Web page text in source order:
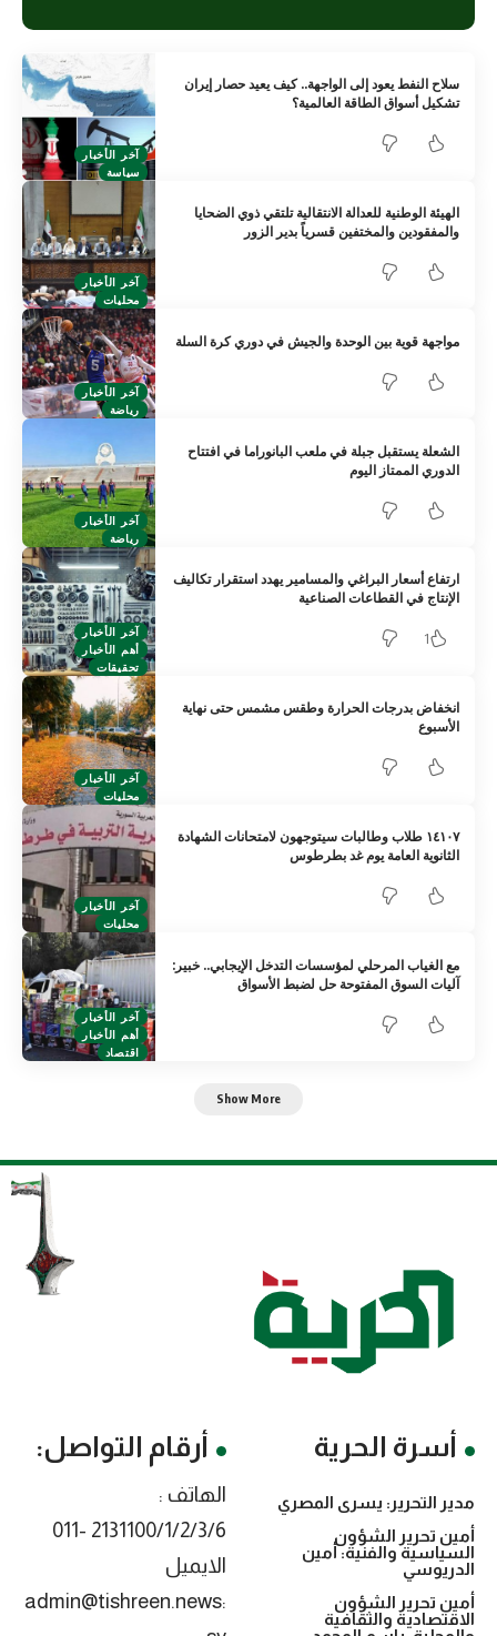
آخر الأخبار
سياسة
سلاح النفط يعود إلى الواجهة.. كيف يعيد حصار إيران
تشكيل أسواق الطاقة العالمية؟
آخر الأخبار
محليات
الهيئة الوطنية للعدالة الانتقالية تلتقي ذوي الضحايا
والمفقودين والمختفين قسرياً بدير الزور
آخر الأخبار
رياضة
مواجهة قوية بين الوحدة والجيش في دوري كرة السلة
آخر الأخبار
رياضة
الشعلة يستقبل جبلة في ملعب البانوراما في افتتاح
الدوري الممتاز اليوم
آخر الأخبار
أهم الأخبار
تحقيقات
ارتفاع أسعار البراغي والمسامير يهدد استقرار تكاليف
الإنتاج في القطاعات الصناعية
1
آخر الأخبار
محليات
انخفاض بدرجات الحرارة وطقس مشمس حتى نهاية
الأسبوع
آخر الأخبار
محليات
١٤١٠٧ طلاب وطالبات سيتوجهون لامتحانات الشهادة
الثانوية العامة يوم غد بطرطوس
آخر الأخبار
أهم الأخبار
اقتصاد
مع الغياب المرحلي لمؤسسات التدخل الإيجابي.. خبير:
آليات السوق المفتوحة حل لضبط الأسواق
Show More
أسرة الحرية
مدير التحرير: يسرى المصري
أمين تحرير الشؤون
السياسية والفنية: أمين
الدريوسي
أمين تحرير الشؤون
الاقتصادية والثقافية
أرقام التواصل:
الهاتف :
2131100/1/2/3/6 -011
الايميل
:admin@tishreen.news